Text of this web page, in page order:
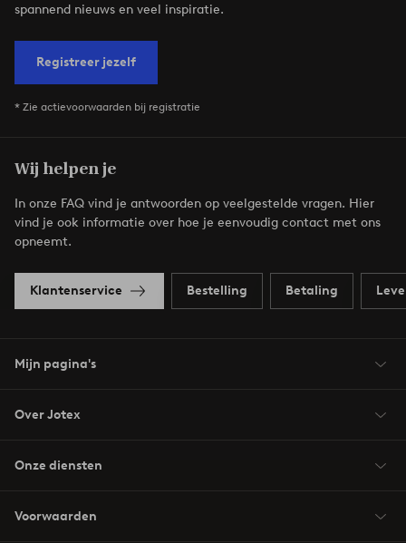
spannend nieuws en veel inspiratie.
Registreer jezelf
* Zie actievoorwaarden bij registratie
Wij helpen je
In onze FAQ vind je antwoorden op veelgestelde vragen. Hier
vind je ook informatie over hoe je eenvoudig contact met ons
opneemt.
Klantenservice Bestelling Betaling
Mijn pagina's
Over Jotex
Onze diensten
Voorwaarden